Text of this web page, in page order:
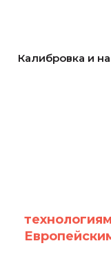
Калибровка и